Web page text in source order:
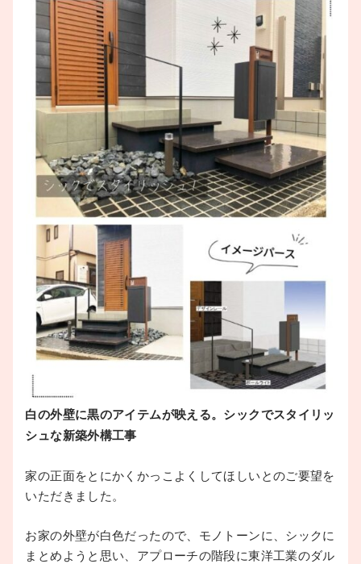
白の外壁に黒のアイテムが映える。シックでスタイリッ
シュな新築外構工事
家の正面をとにかくかっこよくしてほしいとのご要望を
いただきました。
お家の外壁が白色だったので、モノトーンに、シックに
まとめようと思い、アプローチの階段に東洋工業のダル